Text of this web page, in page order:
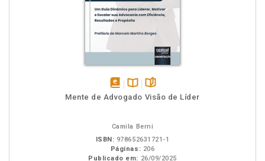
disponível
Disponível
páginas
Mente de Advogado Visão de Líder
Camila Berni
ISBN: 978652631721-1
Páginas: 206
Publicado em: 26/09/2025